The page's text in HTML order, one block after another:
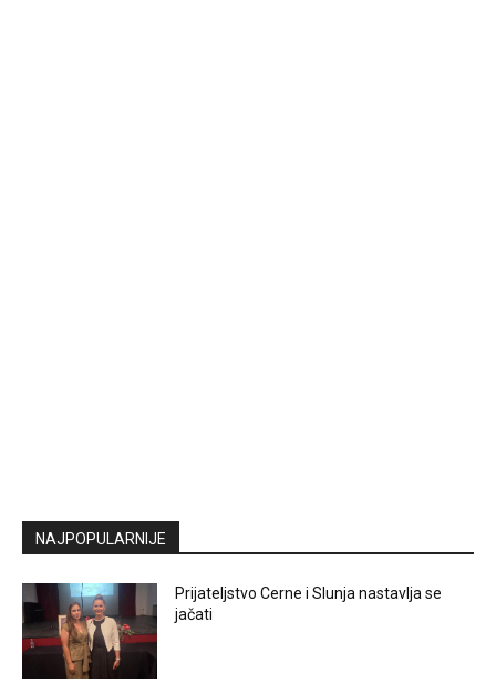
NAJPOPULARNIJE
Prijateljstvo Cerne i Slunja nastavlja se
jačati